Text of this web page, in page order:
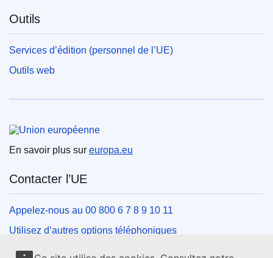
Outils
Services d’édition (personnel de l’UE)
Outils web
Union européenne
En savoir plus sur europa.eu
Contacter l’UE
Appelez-nous au 00 800 6 7 8 9 10 11
Utilisez d’autres options téléphoniques
Écrivez-nous au moyen de notre formulaire de contact